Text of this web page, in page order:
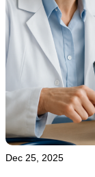
Dec 25, 2025